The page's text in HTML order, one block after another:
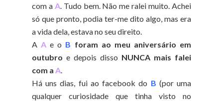
com aA. Tudo bem. Não me ralei muito. Achei
só que pronto, podia ter-me dito algo, mas era
a vida dela, estava no seu direito.
A A e o B foram ao meu aniversário em
outubro e depois disso NUNCA mais falei
com a A
Há uns dias, fui ao facebook do B (por uma
qualquer curiosidade que tinha visto no